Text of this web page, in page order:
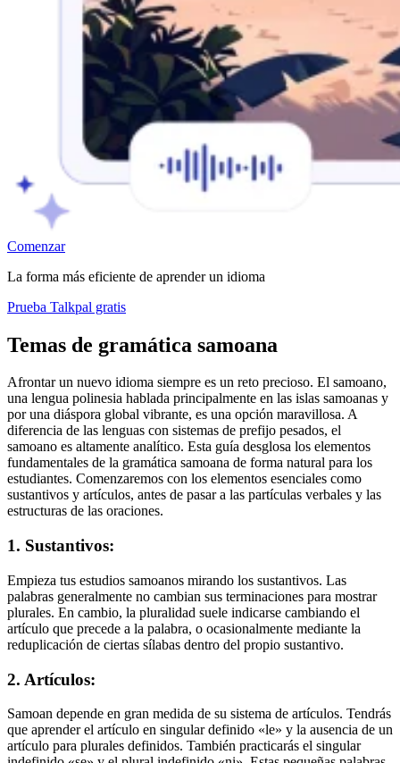
Comenzar
La forma más eficiente de aprender un idioma
Prueba Talkpal gratis
Temas de gramática samoana
Afrontar un nuevo idioma siempre es un reto precioso. El samoano,
una lengua polinesia hablada principalmente en las islas samoanas y
por una diáspora global vibrante, es una opción maravillosa. A
diferencia de las lenguas con sistemas de prefijo pesados, el
samoano es altamente analítico. Esta guía desglosa los elementos
fundamentales de la gramática samoana de forma natural para los
estudiantes. Comenzaremos con los elementos esenciales como
sustantivos y artículos, antes de pasar a las partículas verbales y las
estructuras de las oraciones.
1. Sustantivos:
Empieza tus estudios samoanos mirando los sustantivos. Las
palabras generalmente no cambian sus terminaciones para mostrar
plurales. En cambio, la pluralidad suele indicarse cambiando el
artículo que precede a la palabra, o ocasionalmente mediante la
reduplicación de ciertas sílabas dentro del propio sustantivo.
2. Artículos:
Samoan depende en gran medida de su sistema de artículos. Tendrás
que aprender el artículo en singular definido «le» y la ausencia de un
artículo para plurales definidos. También practicarás el singular